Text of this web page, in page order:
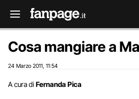
Cosa mangiare a
24 Marzo 2011 11:54
A cura di Fernanda Pica